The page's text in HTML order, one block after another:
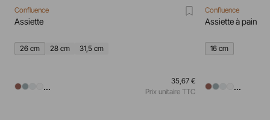
Confluence
Assiette
26 cm 28 cm 31,5 cm
...
35,67 €
Prix unitaire TTC
Confluence
Assiette à pain
16 cm
...